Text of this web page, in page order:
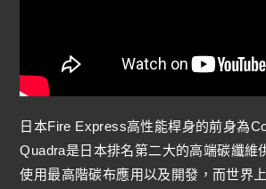
日本Fire Express高性能桿身的前身為
Quadra是日本排名第二大的高端碳纖維
使用最高階碳布應用以及開發，而世界